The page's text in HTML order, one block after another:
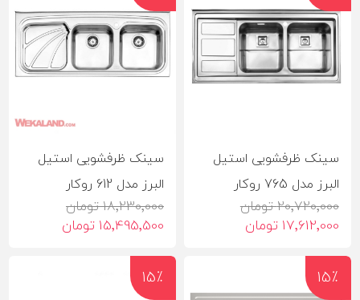
سینک ظرفشویی استیل
البرز مدل 765 روکار
20٬720٬000 تومان
17٬612٬000 تومان
سینک ظرفشویی استیل
البرز مدل 612 روکار
18٬230٬000 تومان
15٬495٬500 تومان
15٪ 15٪